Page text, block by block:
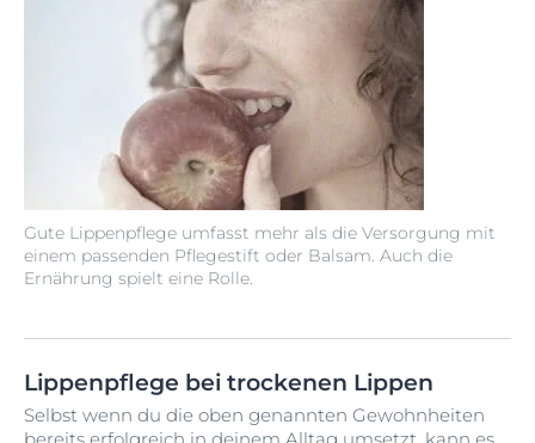
Gute Lippenpflege umfasst mehr als die Versorgung mit
einem passenden Pflegestift oder Balsam. Auch die
Ernährung spielt eine Rolle.
Lippenpflege bei trockenen Lippen
Selbst wenn du die oben genannten Gewohnheiten